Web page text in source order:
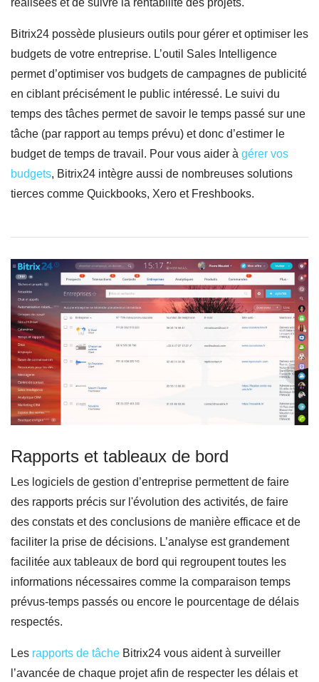
réalisées et de suivre la rentabilité des projets.
Bitrix24 possède plusieurs outils pour gérer et optimiser les
budgets de votre entreprise. L’outil Sales Intelligence
permet d’optimiser vos budgets de campagnes de publicité
en ciblant précisément le public intéressé. Le suivi du
temps des tâches permet de savoir le temps passé sur une
tâche (par rapport au temps prévu) et donc d’estimer le
budget de temps de travail. Pour vous aider à gérer vos
budgets, Bitrix24 intègre aussi de nombreuses solutions
tierces comme Quickbooks, Xero et Freshbooks.
Rapports et tableaux de bord
Les logiciels de gestion d’entreprise permettent de faire
des rapports précis sur l'évolution des activités, de faire
des constats et des conclusions de manière efficace et de
faciliter la prise de décisions. L’analyse est grandement
facilitée aux tableaux de bord qui regroupent toutes les
informations nécessaires comme la comparaison temps
prévus-temps passés ou encore le pourcentage de délais
respectés.
Les rapports de tâche Bitrix24 vous aident à surveiller
l’avancée de chaque projet afin de respecter les délais et